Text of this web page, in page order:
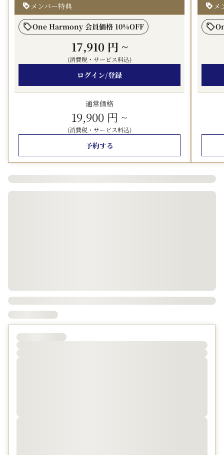
■ お荷物のお預かり
チェックイン前・チェックアウト後ともに、ロビーにてお
荷物をお預かりします。
■ チェックアウト
11時までご利用いただけるため、朝もゆとりをもってお過
ごしいただけます。
※客室の階層および景観の指定は承っておりません。
＜宿泊税について＞
福岡県および福岡市の条例により、2020年4月1日以降、
宿泊税を別途頂戴しております。
オンラインカード決済の場合も、宿泊税は現地にてお支払
・宿泊料金20,000円未満：200円（県税50円含む）
・宿泊料金20,000円以上：500円（県税50円含む）
メンバー特典
One Harmony 会員価格 10%OFF
17,910 円 ~
(消費税・サービス料込)
ログイン/登録
通常価格
19,900 円 ~
(消費税・サービス料込)
予約する
メ